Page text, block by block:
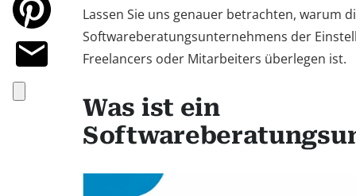
Lassen Sie uns genauer betrachten, warum
Softwareberatungsunternehmens der
Freelancers oder Mitarbeiters überlegen ist.
Was ist ein